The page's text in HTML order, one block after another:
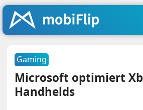
Gaming
Microsoft optimiert
Handhelds